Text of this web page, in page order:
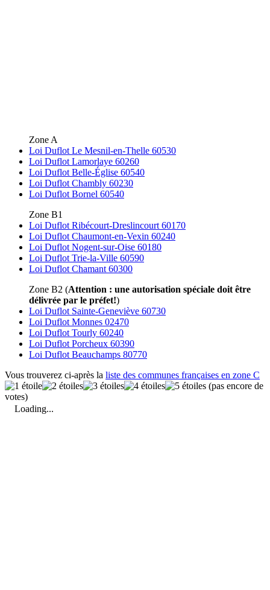
Zone A
Loi Duflot Le Mesnil-en-Thelle 60530
Loi Duflot Lamorlaye 60260
Loi Duflot Belle-Église 60540
Loi Duflot Chambly 60230
Loi Duflot Bornel 60540
Zone B1
Loi Duflot Ribécourt-Dreslincourt 60170
Loi Duflot Chaumont-en-Vexin 60240
Loi Duflot Nogent-sur-Oise 60180
Loi Duflot Trie-la-Ville 60590
Loi Duflot Chamant 60300
Zone B2 (Attention : une autorisation spéciale doit être
délivrée par le préfet!)
Loi Duflot Sainte-Geneviève 60730
Loi Duflot Monnes 02470
Loi Duflot Tourly 60240
Loi Duflot Porcheux 60390
Loi Duflot Beauchamps 80770
Vous trouverez ci-après la liste des communes françaises en zone C
(pas encore de
votes)
Loading...